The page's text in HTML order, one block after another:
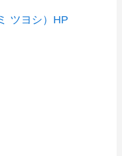
ツヨシ）HP